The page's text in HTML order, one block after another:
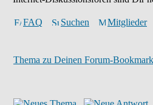
FAQ Suchen Mitglieder
Thema zu Deinen Forum-